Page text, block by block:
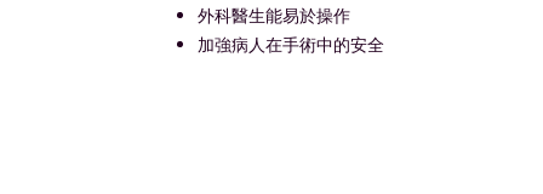
外科醫生能易於操作
加強病人在手術中的安全